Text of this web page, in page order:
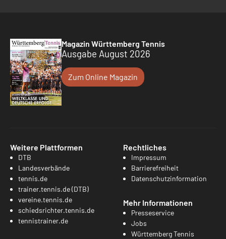
Magazin Württemberg Tennis
Ausgabe August 2026
Zum Online Magazin
Weitere Plattformen
DTB
Landesverbände
tennis.de
trainer.tennis.de (DTB)
vereine.tennis.de
schiedsrichter.tennis.de
tennistrainer.de
Rechtliches
Impressum
Barrierefreiheit
Datenschutzinformation
Mehr Informationen
Presseservice
Jobs
Württemberg Tennis